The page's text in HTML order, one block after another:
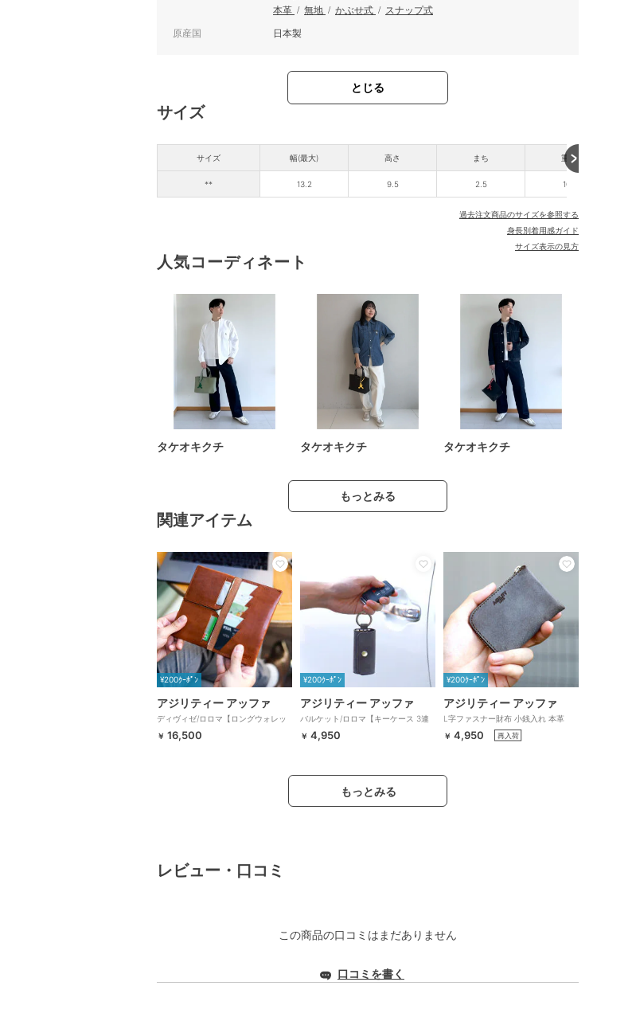
本革 / 無地 / かぶせ式 / スナップ式
原産国 日本製
とじる
サイズ
サイズ
**
幅(最大) 高さ まち 重さ
13.2 9.5 2.5 100
過去注文商品のサイズを参照する
身長別着用感ガイド
サイズ表示の見方
人気コーディネート
タケオキクチ タケオキクチ タケオキクチ
もっとみる
関連アイテム
¥200ｸｰﾎﾟﾝ
アジリティー アッファ
ディヴィゼ/ロロマ【ロングウォレッ
ト 長財布 極薄】AGILITY
￥ 16,500
¥200ｸｰﾎﾟﾝ
アジリティー アッファ
バルケット/ロロマ【キーケース 3連
スティック型 スリム】AGILITY
￥ 4,950
¥200ｸｰﾎﾟﾝ
アジリティー アッファ
L字ファスナー財布 小銭入れ 本革
￥ 4,950 再入荷
もっとみる
レビュー・口コミ
この商品の口コミはまだありません
口コミを書く